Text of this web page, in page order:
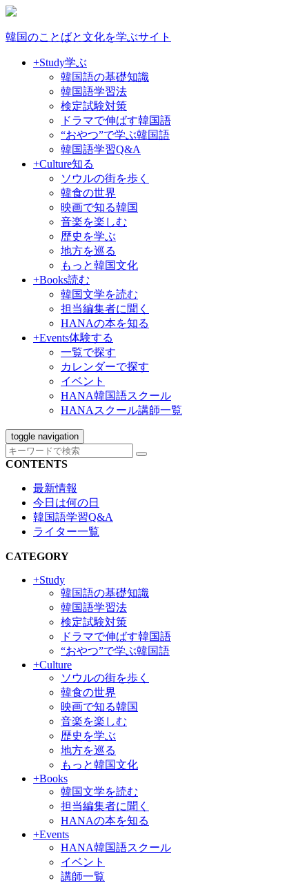
韓国のことばと文化を学ぶサイト
+Study学ぶ
韓国語の基礎知識
韓国語学習法
検定試験対策
ドラマで伸ばす韓国語
“おやつ”で学ぶ韓国語
韓国語学習Q&A
+Culture知る
ソウルの街を歩く
韓食の世界
映画で知る韓国
音楽を楽しむ
歴史を学ぶ
地方を巡る
もっと韓国文化
+Books読む
韓国文学を読む
担当編集者に聞く
HANAの本を知る
+Events体験する
一覧で探す
カレンダーで探す
イベント
HANA韓国語スクール
HANAスクール講師一覧
toggle navigation
CONTENTS
最新情報
今日は何の日
韓国語学習Q&A
ライター一覧
CATEGORY
+Study
韓国語の基礎知識
韓国語学習法
検定試験対策
ドラマで伸ばす韓国語
“おやつ”で学ぶ韓国語
+Culture
ソウルの街を歩く
韓食の世界
映画で知る韓国
音楽を楽しむ
歴史を学ぶ
地方を巡る
もっと韓国文化
+Books
韓国文学を読む
担当編集者に聞く
HANAの本を知る
+Events
HANA韓国語スクール
イベント
講師一覧